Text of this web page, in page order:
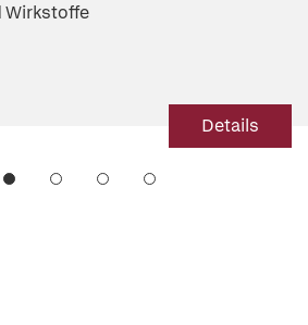
Wirkstoffe
Details